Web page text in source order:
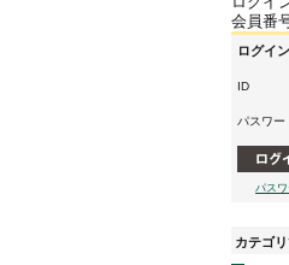
会員番
ログイ
ID
パスワー
パス
カテゴ